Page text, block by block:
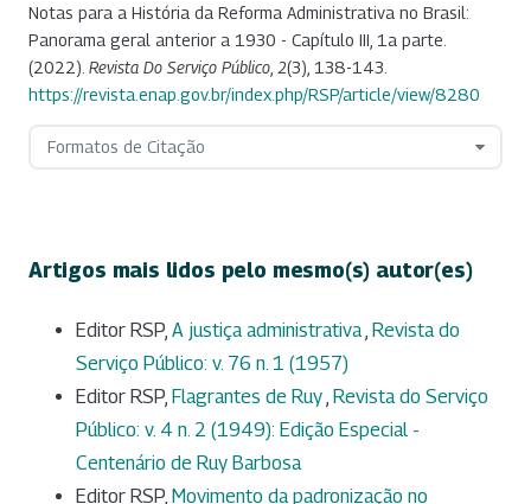
Notas para a História da Reforma Administrativa no Brasil:
Panorama geral anterior a 1930 - Capítulo III, 1a parte.
(2022). Revista Do Serviço Público 2(3), 138-143.
https://revista.enap.gov.br/index.php/RSP/article/view/8280
Formatos de Citação
Artigos mais lidos pelo mesmo(s) autor(es)
Editor RSP, A justiça administrativa, Revista do
Serviço Público: v. 76 n. 1 (1957)
Editor RSP, Flagrantes de Ruy, Revista do Serviço
Público: v. 4 n. 2 (1949): Edição Especial -
Centenário de Ruy Barbosa
Editor RSP, Movimento da padronização no